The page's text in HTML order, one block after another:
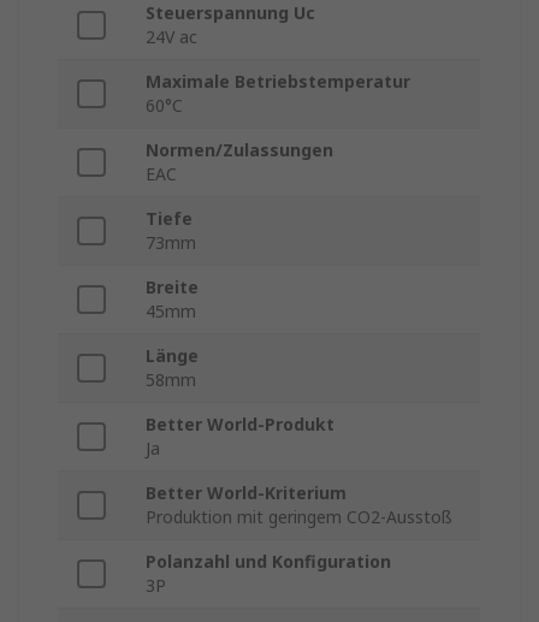
Steuerspannung Uc
24V ac
Maximale Betriebstemperatur
60°C
Normen/Zulassungen
EAC
Tiefe
73mm
Breite
45mm
Länge
58mm
Better World-Produkt
Ja
Better World-Kriterium
Produktion mit geringem CO2-Ausstoß
Polanzahl und Konfiguration
3P